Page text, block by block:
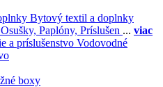
Bytový textil a doplnky
Osušky, Paplóny, Príslušen ... viac
Vodovodné
boxy